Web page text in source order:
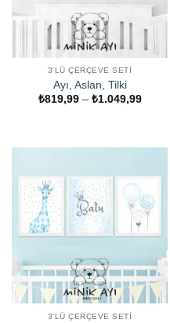
3'LÜ ÇERÇEVE SETI
Ayı, Aslan, Tilki
₺819,99 – ₺1.049,99Fiyat
3'LÜ ÇERÇEVE SETI